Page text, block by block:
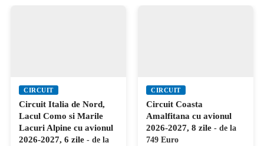
CIRCUIT
Circuit Italia de Nord,
Lacul Como si Marile
Lacuri Alpine cu avionul
2026-2027, 6 zile - de la
CIRCUIT
Circuit Coasta
Amalfitana cu avionul
2026-2027, 8 zile - de la
749 Euro